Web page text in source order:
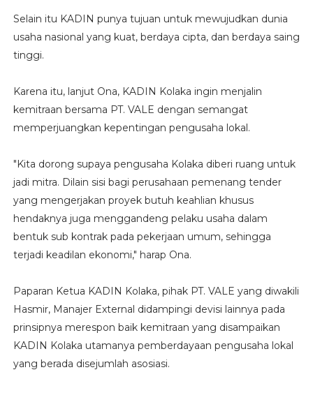
Selain itu KADIN punya tujuan untuk mewujudkan dunia
usaha nasional yang kuat, berdaya cipta, dan berdaya saing
tinggi.
Karena itu, lanjut Ona, KADIN Kolaka ingin menjalin
kemitraan bersama PT. VALE dengan semangat
memperjuangkan kepentingan pengusaha lokal.
"Kita dorong supaya pengusaha Kolaka diberi ruang untuk
jadi mitra. Dilain sisi bagi perusahaan pemenang tender
yang mengerjakan proyek butuh keahlian khusus
hendaknya juga menggandeng pelaku usaha dalam
bentuk sub kontrak pada pekerjaan umum, sehingga
terjadi keadilan ekonomi," harap Ona.
Paparan Ketua KADIN Kolaka, pihak PT. VALE yang diwakili
Hasmir, Manajer External didampingi devisi lainnya pada
prinsipnya merespon baik kemitraan yang disampaikan
KADIN Kolaka utamanya pemberdayaan pengusaha lokal
yang berada disejumlah asosiasi.